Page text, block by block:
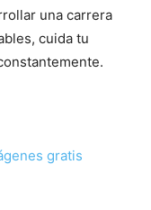
una carrera
cuida tu
gratis